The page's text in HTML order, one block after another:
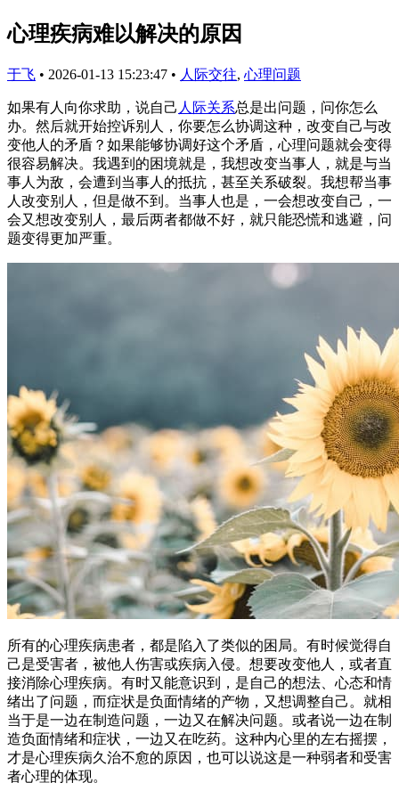
心理疾病难以解决的原因
于飞 • 2026-01-13 15:23:47 • 人际交往, 心理问题
如果有人向你求助，说自己 人际关系总是出问题，问你怎么
办。然后就开始控诉别人，你要怎么协调这种，改变自己与改
变他人的矛盾？如果能够协调好这个矛盾，心理问题就会变得
很容易解决。我遇到的困境就是，我想改变当事人，就是与当
事人为敌，会遭到当事人的抵抗，甚至关系破裂。我想帮当事
人改变别人，但是做不到。当事人也是，一会想改变自己，一
会又想改变别人，最后两者都做不好，就只能恐慌和逃避，问
题变得更加严重。
所有的心理疾病患者，都是陷入了类似的困局。有时候觉得自
己是受害者，被他人伤害或疾病入侵。想要改变他人，或者直
接消除心理疾病。有时又能意识到，是自己的想法、心态和情
绪出了问题，而症状是负面情绪的产物，又想调整自己。就相
当于是一边在制造问题，一边又在解决问题。或者说一边在制
造负面情绪和症状，一边又在吃药。这种内心里的左右摇摆，
才是心理疾病久治不愈的原因，也可以说这是一种弱者和受害
者心理的体现。